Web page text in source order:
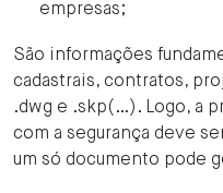
empresas;
São informações
cadastrais, contratos,
.dwg e .skp(…). Logo, a
com a segurança deve
um só documento pode